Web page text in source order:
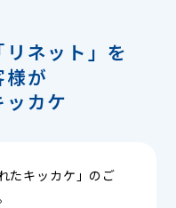
ネット」を
様が
カケ
たキッカケ」のご